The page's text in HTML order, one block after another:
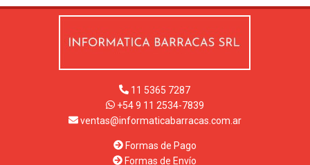
11 5365 7287
+54 9 11 2534-7839
ventas@informaticabarracas.com.ar
Formas de Pago
Formas de Envío